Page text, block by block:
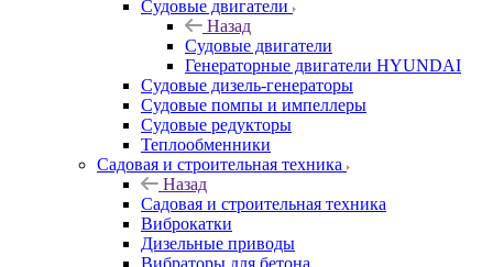
Судовые двигатели
Назад
Судовые двигатели
Генераторные двигатели HYUNDAI
Судовые дизель-генераторы
Судовые помпы и импеллеры
Судовые редукторы
Теплообменники
Садовая и строительная техника
Назад
Садовая и строительная техника
Виброкатки
Дизельные приводы
Вибраторы для бетона